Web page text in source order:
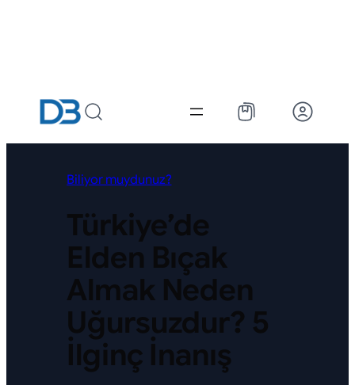
Biliyor muydunuz?
Türkiye’de
Elden Bıçak
Almak Neden
Uğursuzdur? 5
İlginç İnanış